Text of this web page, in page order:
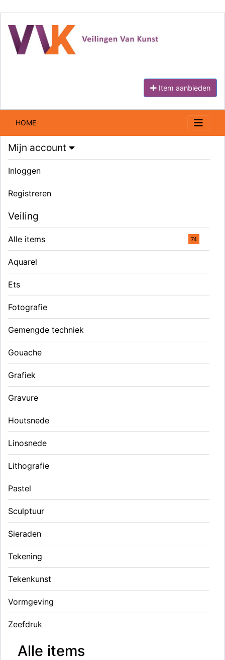
Item aanbieden
HOME
Mijn account
Inloggen
Registreren
Veiling
Alle items 74
Aquarel
Ets
Fotografie
Gemengde techniek
Gouache
Grafiek
Gravure
Houtsnede
Linosnede
Lithografie
Pastel
Sculptuur
Sieraden
Tekening
Tekenkunst
Vormgeving
Zeefdruk
Alle items